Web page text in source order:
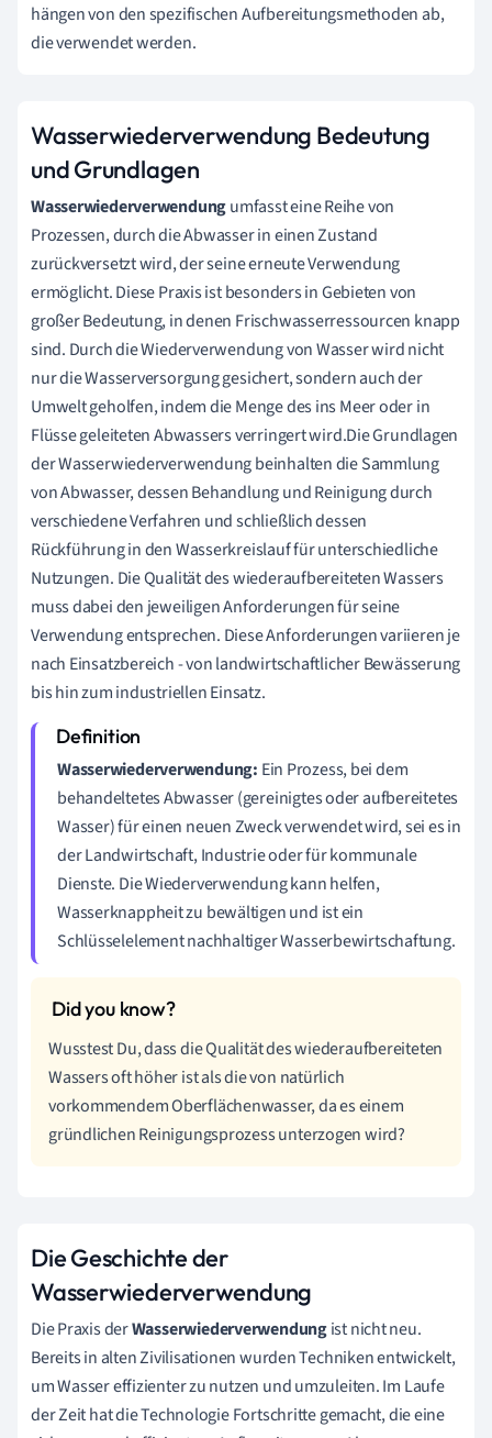
hängen von den spezifischen Aufbereitungsmethoden ab,
die verwendet werden.
Wasserwiederverwendung Bedeutung
und Grundlagen
Wasserwiederverwendungumfasst eine Reihe von
Prozessen, durch die Abwasser in einen Zustand
zurückversetzt wird, der seine erneute Verwendung
ermöglicht. Diese Praxis ist besonders in Gebieten von
großer Bedeutung, in denen Frischwasserressourcen knapp
sind. Durch die Wiederverwendung von Wasser wird nicht
nur die Wasserversorgung gesichert, sondern auch der
Umwelt geholfen, indem die Menge des ins Meer oder in
Flüsse geleiteten Abwassers verringert wird.Die Grundlagen
der Wasserwiederverwendung beinhalten die Sammlung
von Abwasser, dessen Behandlung und Reinigung durch
verschiedene Verfahren und schließlich dessen
Rückführung in den Wasserkreislauf für unterschiedliche
Nutzungen. Die Qualität des wiederaufbereiteten Wassers
muss dabei den jeweiligen Anforderungen für seine
Verwendung entsprechen. Diese Anforderungen variieren je
nach Einsatzbereich - von landwirtschaftlicher Bewässerung
bis hin zum industriellen Einsatz.
Wasserwiederverwendung: Ein Prozess, bei dem
behandeltetes Abwasser (gereinigtes oder aufbereitetes
Wasser) für einen neuen Zweck verwendet wird, sei es in
der Landwirtschaft, Industrie oder für kommunale
Dienste. Die Wiederverwendung kann helfen,
Wasserknappheit zu bewältigen und ist ein
Schlüsselelement nachhaltiger Wasserbewirtschaftung.
Wusstest Du, dass die Qualität des wiederaufbereiteten
Wassers oft höher ist als die von natürlich
vorkommendem Oberflächenwasser, da es einem
gründlichen Reinigungsprozess unterzogen wird?
Die Geschichte der
Wasserwiederverwendung
Die Praxis derWasserwiederverwendungist nicht neu.
Bereits in alten Zivilisationen wurden Techniken entwickelt,
um Wasser effizienter zu nutzen und umzuleiten. Im Laufe
der Zeit hat die Technologie Fortschritte gemacht, die eine